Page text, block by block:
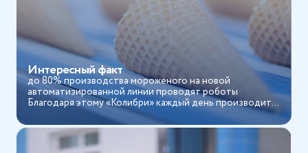
Интересный факт
до 80% производства мороженого на новой
автоматизированной линии проводят роботы
Благодаря этому «Колибри» каждый день производит
более 100 тонн морож...